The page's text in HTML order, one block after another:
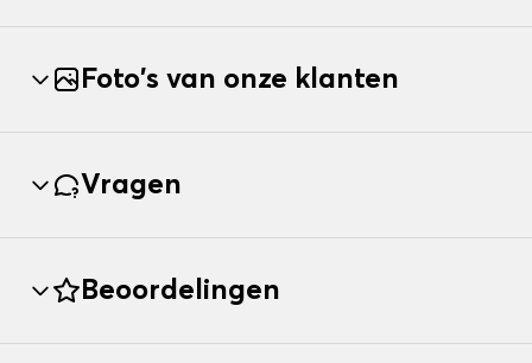
Foto's van onze klanten
Vragen
Beoordelingen